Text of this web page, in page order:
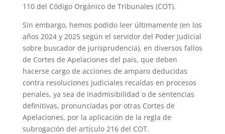
110 del Código Orgánico de Tribunales (COT).
Sin embargo, hemos podido leer últimamente (en los
años 2024 y 2025 según el servidor del Poder Judicial
sobre buscador de jurisprudencia), en diversos fallos
de Cortes de Apelaciones del país, que deben
hacerse cargo de acciones de amparo deducidas
contra resoluciones judiciales recaídas en procesos
penales, ya sea de inadmisibilidad o de sentencias
definitivas, pronunciadas por otras Cortes de
Apelaciones, por la aplicación de la regla de
subrogación del artículo 216 del COT.